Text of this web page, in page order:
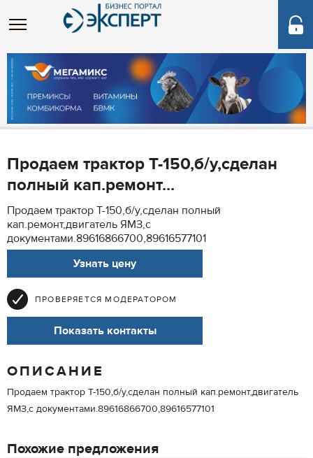
Продаем трактор Т-150,б/у,сделан
полный кап.ремонт...
Продаем трактор Т-150,б/у,сделан полный
кап.ремонт,двигатель ЯМЗ,с
документами.89616866700,89616577101
Узнать цену
ПРОВЕРЯЕТСЯ МОДЕРАТОРОМ
Показать контакты
ОПИСАНИЕ
Продаем трактор Т-150,б/у,сделан полный кап.ремонт,двигатель
ЯМЗ,с документами.89616866700,89616577101
Похожие предложения